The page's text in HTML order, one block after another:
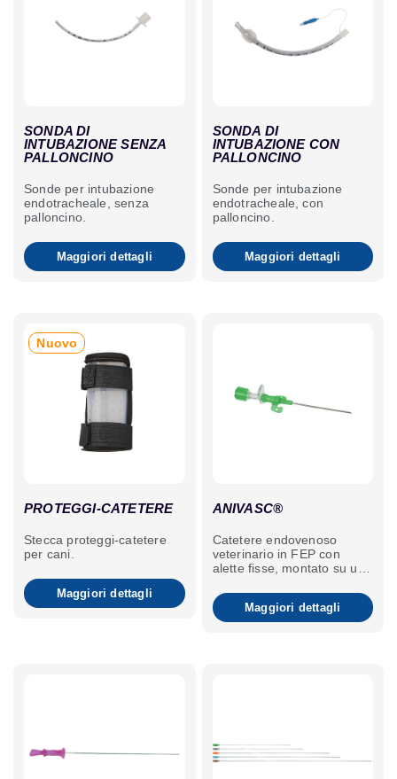
SONDA DI
INTUBAZIONE SENZA
PALLONCINO
Sonde per intubazione
endotracheale, senza
palloncino.
Maggiori dettagli
SONDA DI
INTUBAZIONE CON
PALLONCINO
Sonde per intubazione
endotracheale, con
palloncino.
Maggiori dettagli
Nuovo
PROTEGGI-CATETERE
Stecca proteggi-catetere
per cani.
Maggiori dettagli
ANIVASC®
Catetere endovenoso
veterinario in FEP con
alette fisse, montato su un
tripla smussatura.
Maggiori dettagli